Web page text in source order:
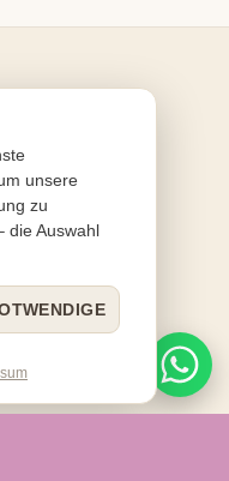
unsere
zu
die Auswahl